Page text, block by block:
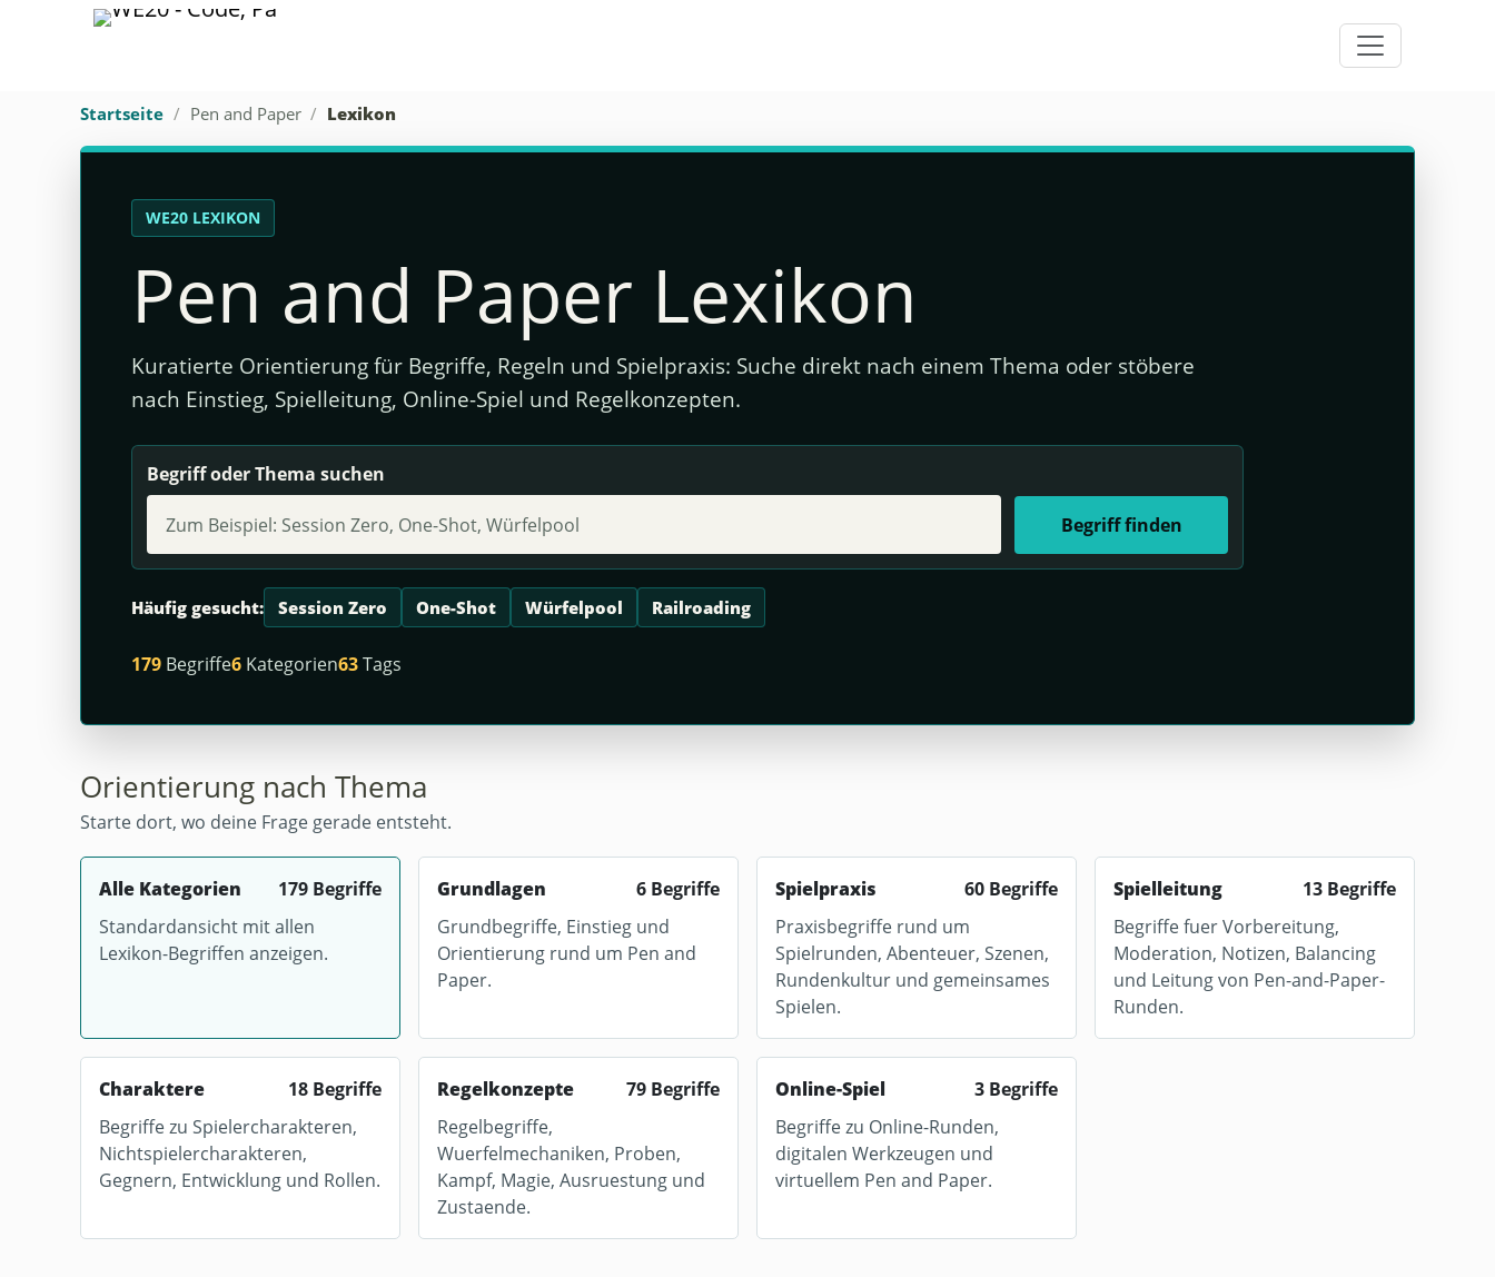
Startseite Pen and Paper Lexikon
WE20 LEXIKON
Pen and Paper Lexikon
Kuratierte Orientierung für Begriffe, Regeln und Spielpraxis: Suche direkt nach einem Thema oder stöbere
nach Einstieg, Spielleitung, Online-Spiel und Regelkonzepten.
Begriff oder Thema suchen
Begriff finden
Häufig gesucht: Session Zero One-Shot Würfelpool Railroading
179Begriffe6Kategorien63Tags
Orientierung nach Thema
Starte dort, wo deine Frage gerade entsteht.
Alle Kategorien
179 Begriffe
Standardansicht mit allen
Lexikon-Begriffen anzeigen.
Grundlagen
6 Begriffe
Grundbegriffe, Einstieg und
Orientierung rund um Pen and
Paper.
Spielpraxis
60 Begriffe
Praxisbegriffe rund um
Spielrunden, Abenteuer, Szenen,
Rundenkultur und gemeinsames
Spielen.
Spielleitung
13 Begriffe
Begriffe fuer Vorbereitung,
Moderation, Notizen, Balancing
und Leitung von Pen-and-Paper-
Runden.
Charaktere
18 Begriffe
Begriffe zu Spielercharakteren,
Nichtspielercharakteren,
Gegnern, Entwicklung und Rollen.
Regelkonzepte
79 Begriffe
Regelbegriffe,
Wuerfelmechaniken, Proben,
Kampf, Magie, Ausruestung und
Zustaende.
Online-Spiel
3 Begriffe
Begriffe zu Online-Runden,
digitalen Werkzeugen und
virtuellem Pen and Paper.